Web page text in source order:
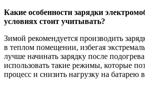
Какие особенности зарядки
условиях стоит учитывать?
Зимой рекомендуется производить
в теплом помещении, избегая
лучше начинать зарядку после
использовать такие режимы, которые
процесс и снизить нагрузку на батарею